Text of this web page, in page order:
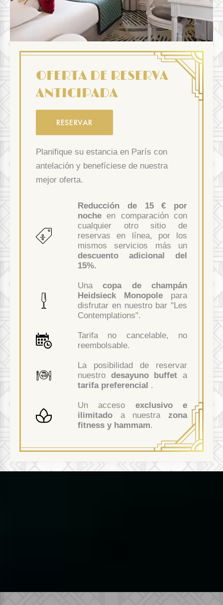
OFERTA DE RESERVA
ANTICIPADA
RESERVAR
Planifique su estancia en París con
antelación y benefíciese de nuestra
mejor oferta.
Reducción de 15 € por
noche en comparación con
cualquier otro sitio de
reservas en línea, por los
mismos servicios más un
descuento adicional del
15%.
Unacopa de champán
Heidsieck Monopole para
disfrutar en nuestro bar "Les
Contemplations".
Tarifa no cancelable, no
reembolsable.
La posibilidad de reservar
nuestro desayuno buffeta
tarifa preferencial .
Un acceso exclusivo e
ilimitado a nuestrazona
fitness y hammam.